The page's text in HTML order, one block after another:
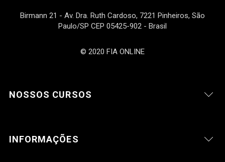
Birmann 21 - Av. Dra. Ruth Cardoso, 7221 Pinheiros, São
Paulo/SP CEP 05425-902 - Brasil
© 2020 FIA ONLINE
NOSSOS CURSOS
INFORMAÇÕES